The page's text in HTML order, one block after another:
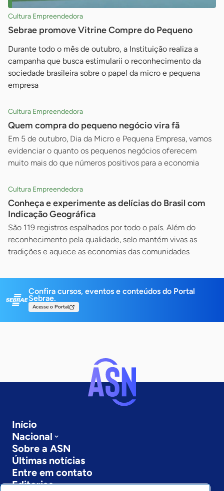
Cultura Empreendedora
Sebrae promove Vitrine Compre do Pequeno
Durante todo o mês de outubro, a Instituição realiza a
campanha que busca estimularii o reconhecimento da
sociedade brasileira sobre o papel da micro e pequena
empresa
Cultura Empreendedora
Quem compra do pequeno negócio vira fã
Em 5 de outubro, Dia da Micro e Pequena Empresa, vamos
evidenciar o quanto os pequenos negócios oferecem
muito mais do que números positivos para a economia
Cultura Empreendedora
Conheça e experimente as delícias do Brasil com
Indicação Geográfica
São 119 registros espalhados por todo o país. Além do
reconhecimento pela qualidade, selo mantém vivas as
tradições e aquece as economias das comunidades
Confira cursos, eventos e conteúdos do Portal
Sebrae.
Acesse o Portal
Início
Nacional
Sobre a ASN
Últimas notícias
Entre em contato
Editorias